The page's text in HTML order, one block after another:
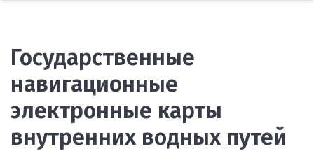
Государственные
навигационные
электронные карты
внутренних водных путей